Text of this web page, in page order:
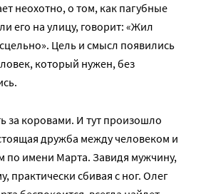
неохотно, о том, как пагубные
его на улицу, говорит: «Жил
Цель и смысл появились
который нужен, без
за коровами. И тут произошло
дружба между человеком и
имени Марта. Завидя мужчину,
практически сбивая с ног. Олег